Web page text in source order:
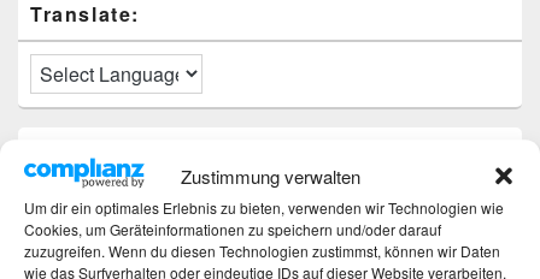
Zustimmung verwalten
Um dir ein optimales Erlebnis zu bieten, verwenden wir Technologien wie
Cookies, um Geräteinformationen zu speichern und/oder darauf
zuzugreifen. Wenn du diesen Technologien zustimmst, können wir Daten
wie das Surfverhalten oder eindeutige IDs auf dieser Website verarbeiten.
Translate:
Neueste Beiträge
Hochzeitstage und ihre Bedeutung
Sturz – Nachtrag
Sturz mit Folgen